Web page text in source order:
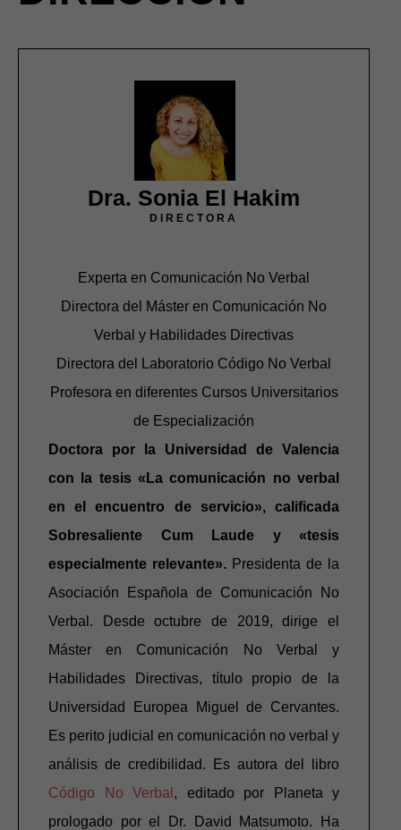
Dra. Sonia El Hakim
DIRECTORA
Experta en Comunicación No Verbal
Directora del Máster en Comunicación No
Verbal y Habilidades Directivas
Directora del Laboratorio Código No Verbal
Profesora en diferentes Cursos Universitarios
de Especialización
Doctora por la Universidad de Valencia
con la tesis «La comunicación no verbal
en el encuentro de servicio», calificada
Sobresaliente Cum Laude y «tesis
especialmente relevante». Presidenta de la
Asociación Española de Comunicación No
Verbal. Desde octubre de 2019, dirige el
Máster en Comunicación No Verbal y
Habilidades Directivas, título propio de la
Universidad Europea Miguel de Cervantes.
Es perito judicial en comunicación no verbal y
análisis de credibilidad. Es autora del libro
Código No Verbal , editado por Planeta y
prologado por el Dr. David Matsumoto. Ha